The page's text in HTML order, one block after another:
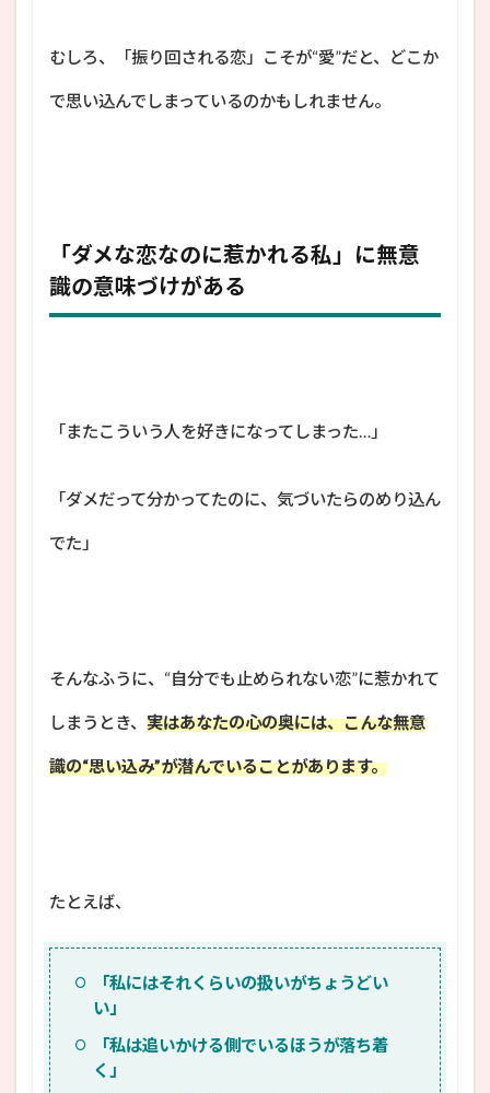
むしろ、「振り回される恋」こそが“愛”だと、どこか
で思い込んでしまっているのかもしれません。
「ダメな恋なのに惹かれる私」に無意
識の意味づけがある
「またこういう人を好きになってしまった…」
「ダメだって分かってたのに、気づいたらのめり込ん
でた」
そんなふうに、“自分でも止められない恋”に惹かれて
しまうとき、 実はあなたの心の奥には、こんな無意
識の“思い込み”が潜んでいることがあります。
たとえば、
「私にはそれくらいの扱いがちょうどい
い」
「私は追いかける側でいるほうが落ち着
く」